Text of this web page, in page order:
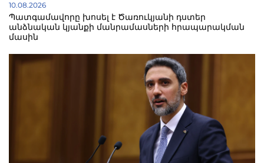
10.08.2026
Պատգամավորը խոսել է Ծառուկյանի դստեր
անձնական կյանքի մանրամասների հրապարակման
մասին